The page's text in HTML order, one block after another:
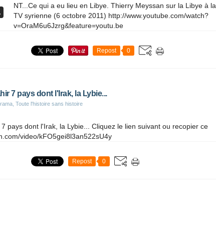
NT...Ce qui a eu lieu en Libye. Thierry Meyssan sur la Libye à la
TV syrienne (6 octobre 2011) http://www.youtube.com/watch?
v=OraM6u6Jzrg&feature=youtu.be
Repost 0
7 pays dont l'Irak, la Lybie...
Toute l'histoire sans histoire
pays dont l'Irak, la Lybie... Cliquez le lien suivant ou recopier ce
video/kFO5gei8l3an522sU4y
Repost 0